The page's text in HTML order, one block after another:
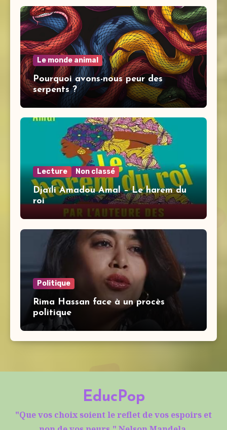
Le monde animal
Pourquoi avons-nous peur des
serpents ?
Lecture Non classé
Djaïli Amadou Amal – Le harem du
roi
Politique
Rima Hassan face à un procès
politique
EducPop
"Que vos choix soient le reflet de vos espoirs et